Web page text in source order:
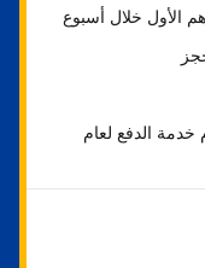
الدفع لعام